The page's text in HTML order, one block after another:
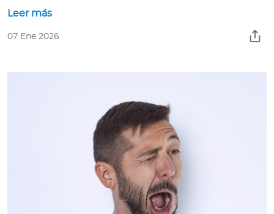
Leer más
07 Ene 2026